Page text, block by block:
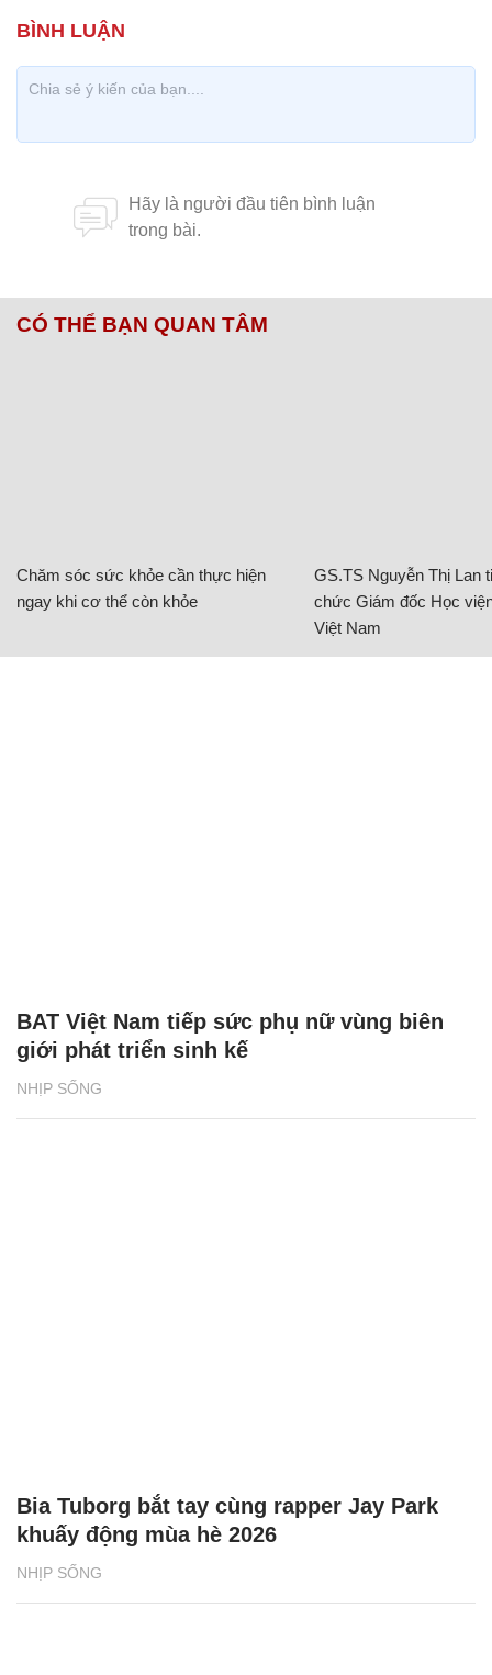
CÓ THỂ BẠN QUAN TÂM
Chăm sóc sức khỏe cần thực hiện
ngay khi cơ thể còn khỏe
GS.TS Nguyễn Thị Lan
chức Giám đốc Học
Việt Nam
NHỊP SỐNG
BAT Việt Nam tiếp sức phụ nữ vùng biên
giới phát triển sinh kế
NHỊP SỐNG
Bia Tuborg bắt tay cùng rapper Jay Park
khuấy động mùa hè 2026